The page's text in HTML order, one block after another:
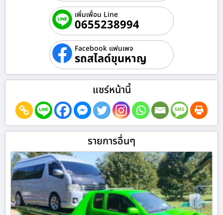
เพิ่มเพื่อน Line
0655238994
Facebook แฟนเพจ
รถสไลด์ขุนหาญ
แชร์หน้านี้
รายการอื่นๆ